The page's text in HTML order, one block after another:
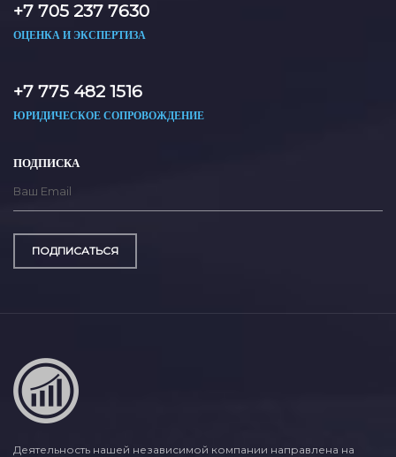
+7 705 237 7630
ОЦЕНКА И ЭКСПЕРТИЗА
+7 775 482 1516
ЮРИДИЧЕСКОЕ СОПРОВОЖДЕНИЕ
ПОДПИСКА
ПОДПИСАТЬСЯ
Деятельность нашей независимой компании направлена на